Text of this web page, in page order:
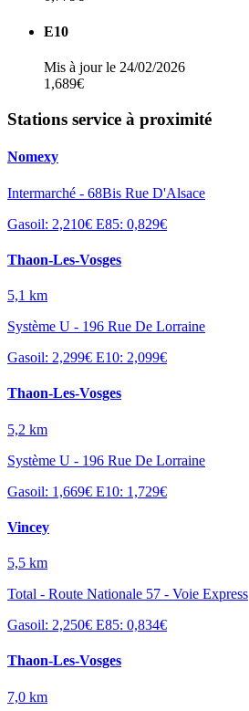
E10
Mis à jour le 24/02/2026
1,689€
Stations service à proximité
Nomexy
Intermarché - 68Bis Rue D'Alsace
Gasoil: 2,210€ E85: 0,829€
Thaon-Les-Vosges
5,1 km
Système U - 196 Rue De Lorraine
Gasoil: 2,299€ E10: 2,099€
Thaon-Les-Vosges
5,2 km
Système U - 196 Rue De Lorraine
Gasoil: 1,669€ E10: 1,729€
Vincey
5,5 km
Total - Route Nationale 57 - Voie Express
Gasoil: 2,250€ E85: 0,834€
Thaon-Les-Vosges
7,0 km